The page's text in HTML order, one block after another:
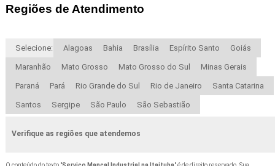
Regiões de Atendimento
Selecione: Alagoas Bahia Brasília Espírito Santo Goiás
Maranhão Mato Grosso Mato Grosso do Sul Minas Gerais
Paraná Pará Rio Grande do Sul Rio de Janeiro Santa Catarina
Santos Sergipe São Paulo São Sebastião
Verifique as regiões que atendemos